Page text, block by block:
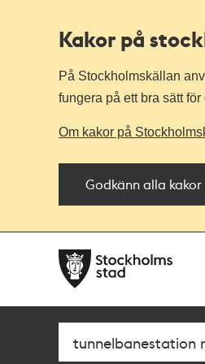
Kakor på
På Stockholmskällan
fungera på ett bra sätt för
Om kakor på
Godkänn alla kakor
navigationen
huvudinnehållet
Sök